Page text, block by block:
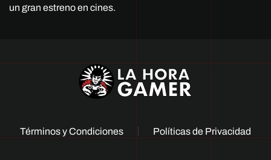
un gran estreno en cines.
Términos y Condiciones Políticas de Privacidad